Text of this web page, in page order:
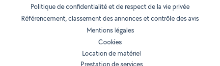
Politique de confidentialité et de respect de la vie privée
Référencement, classement des annonces et contrôle des avis
Mentions légales
Cookies
Location de matériel
Prestation de services